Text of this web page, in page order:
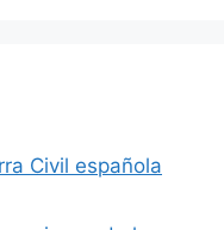
Civil española